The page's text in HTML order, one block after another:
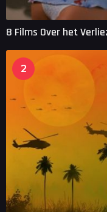
8 Films Over het
2